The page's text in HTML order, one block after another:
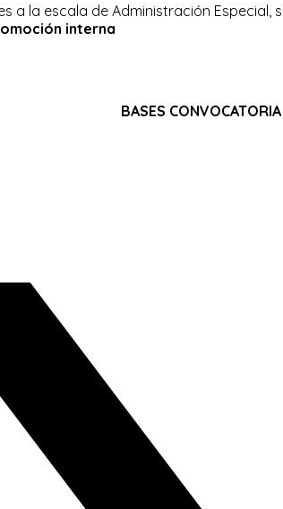
la escala de Administración Especial,
interna
BASES CONVOCATORIA